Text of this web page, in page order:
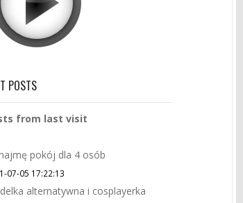
POSTS
from last visit
pokój dla 4 osób
07-05 17:22:13
alternatywna i cosplayerka